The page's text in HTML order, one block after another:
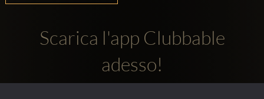
Scarica l'app Clubbable
adesso!